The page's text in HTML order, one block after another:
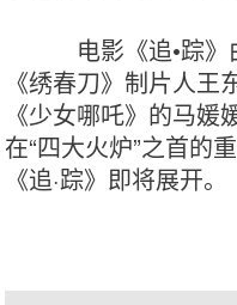
电影《追•踪
《绣春刀》制片人
《少女哪吒》的马
在“四大火炉”之首的
《追·踪》即将展开。